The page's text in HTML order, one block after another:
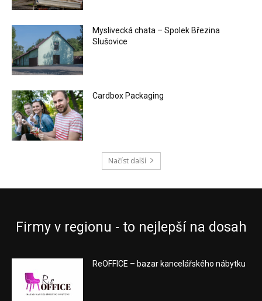
Myslivecká chata – Spolek Březina
Slušovice
Cardbox Packaging
Načíst další
Firmy v regionu - to nejlepší na dosah
ReOFFICE – bazar kancelářského nábytku